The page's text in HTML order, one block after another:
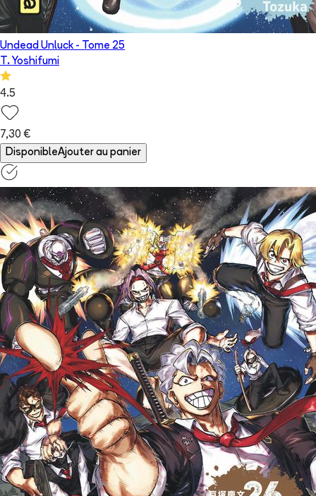
Undead Unluck - Tome 25
T. Yoshifumi
4.5
7,30 €
DisponibleAjouter au panier